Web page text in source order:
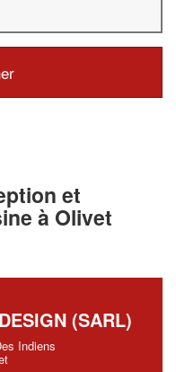
et
à Olivet
(SARL)
Indiens